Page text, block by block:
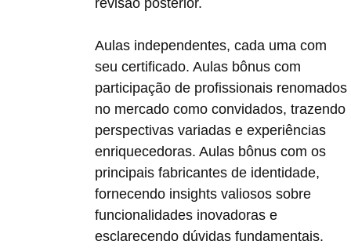
revisão posterior.
Aulas independentes, cada uma com
seu certificado. Aulas bônus com
participação de profissionais renomados
no mercado como convidados, trazendo
perspectivas variadas e experiências
enriquecedoras. Aulas bônus com os
principais fabricantes de identidade,
fornecendo insights valiosos sobre
funcionalidades inovadoras e
esclarecendo dúvidas fundamentais.